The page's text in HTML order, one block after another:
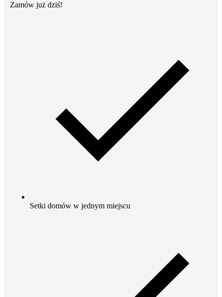
Zamów już dziś!
Setki domów w jednym miejscu